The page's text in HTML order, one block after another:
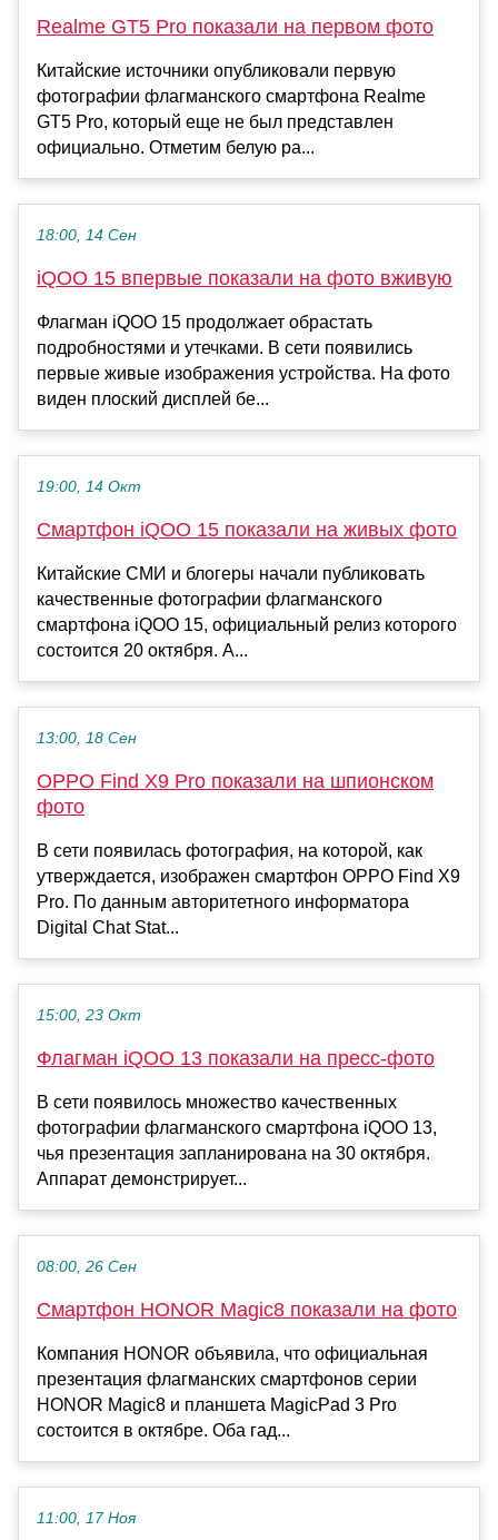
Realme GT5 Pro показали на первом фото
Китайские источники опубликовали первую
фотографии флагманского смартфона Realme
GT5 Pro, который еще не был представлен
официально. Отметим белую ра...
18:00, 14 Сен
iQOO 15 впервые показали на фото вживую
Флагман iQOO 15 продолжает обрастать
подробностями и утечками. В сети появились
первые живые изображения устройства. На фото
виден плоский дисплей бе...
19:00, 14 Окт
Смартфон iQOO 15 показали на живых фото
Китайские СМИ и блогеры начали публиковать
качественные фотографии флагманского
смартфона iQOO 15, официальный релиз которого
состоится 20 октября. А...
13:00, 18 Сен
OPPO Find X9 Pro показали на шпионском
фото
В сети появилась фотография, на которой, как
утверждается, изображен смартфон OPPO Find X9
Pro. По данным авторитетного информатора
Digital Chat Stat...
15:00, 23 Окт
Флагман iQOO 13 показали на пресс-фото
В сети появилось множество качественных
фотографии флагманского смартфона iQOO 13,
чья презентация запланирована на 30 октября.
Аппарат демонстрирует...
08:00, 26 Сен
Смартфон HONOR Magic8 показали на фото
Компания HONOR объявила, что официальная
презентация флагманских смартфонов серии
HONOR Magic8 и планшета MagicPad 3 Pro
состоится в октябре. Оба гад...
11:00, 17 Ноя